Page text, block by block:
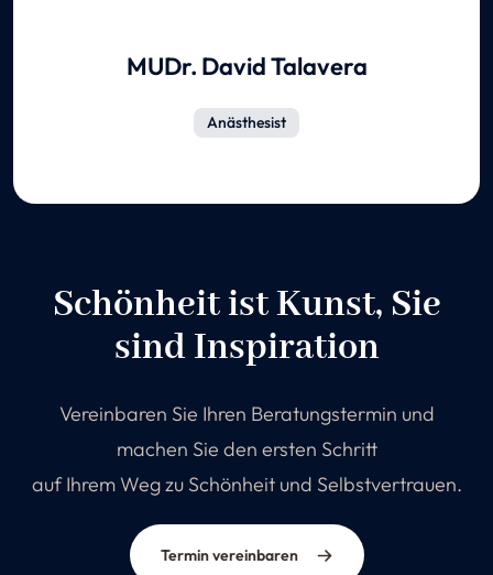
MUDr. David Talavera
Anästhesist
Schönheit ist Kunst, Sie
sind Inspiration
Vereinbaren Sie Ihren Beratungstermin und
machen Sie den ersten Schritt
auf Ihrem Weg zu Schönheit und Selbstvertrauen.
Termin vereinbaren